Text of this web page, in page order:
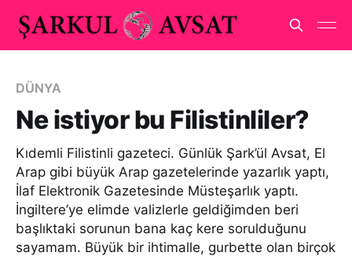
DÜNYA
Ne istiyor bu Filistinliler?
Kıdemli Filistinli gazeteci. Günlük Şark’ül Avsat, El
Arap gibi büyük Arap gazetelerinde yazarlık yaptı,
İlaf Elektronik Gazetesinde Müsteşarlık yaptı.
İngiltere’ye elimde valizlerle geldiğimden beri
başlıktaki sorunun bana kaç kere sorulduğunu
sayamam. Büyük bir ihtimalle, gurbette olan birçok